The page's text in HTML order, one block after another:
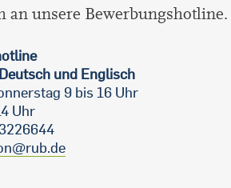
an unsere Bewerbungshotline.
und Englisch
9 bis 16 Uhr
Uhr